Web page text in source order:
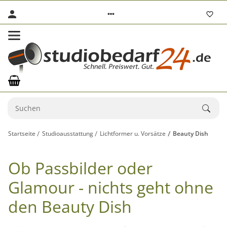
Startseite Studioausstattung Lichtformer u. Vorsätze Beauty Dish
Ob Passbilder oder
Glamour - nichts geht ohne
den Beauty Dish